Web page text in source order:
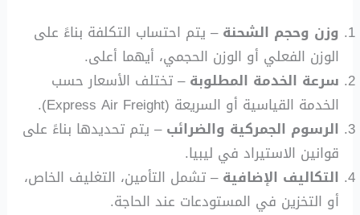
وزن وحجم الشحنة– يتم احتساب التكلفة بناءً على
الوزن الفعلي أو الوزن الحجمي، أيهما أعلى.
سرعة الخدمة المطلوبة– تختلف الأسعار حسب
الخدمة القياسية أو السريعة (Express Air Freight).
الرسوم الجمركية والضرائب– يتم تحديدها بناءً على
قوانين الاستيراد في ليبيا.
التكاليف الإضافية– تشمل التأمين، التغليف الخاص،
أو التخزين في المستودعات عند الحاجة.